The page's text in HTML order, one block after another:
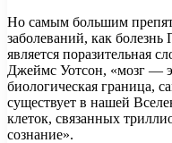
Но самым большим
заболеваний, как
является поразительная
Джеймс Уотсон, «мозг —
биологическая граница,
существует в нашей
клеток, связанных
сознание».